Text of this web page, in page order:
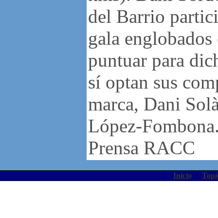
del Barrio
gala
puntuar para
sí optan sus
marca, Dani
López-
Prensa RACC
Inicio·